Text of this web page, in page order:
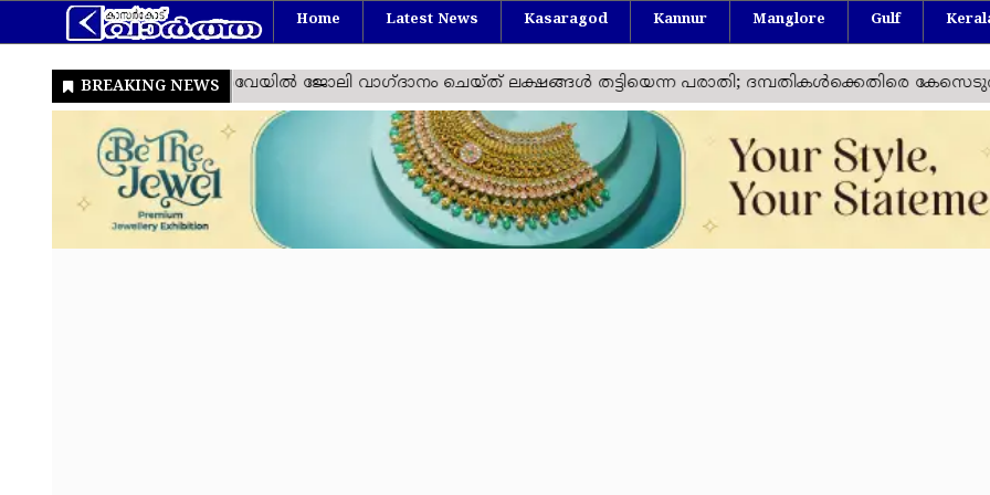
Home Latest News Kasaragod Kannur Manglore Gulf